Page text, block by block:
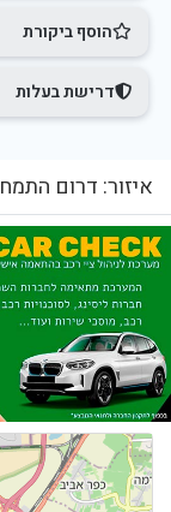
הוסף ביקורת
דרישת בעלות
איזור: דרום